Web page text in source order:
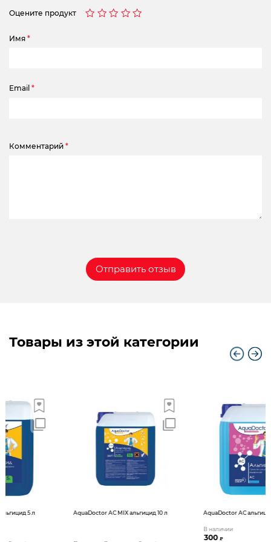
Оцените продукт
Имя *
Email *
Комментарий *
Товары из этой категории
AquaDoctor AС MIX альгицид 10 л AquaDoctor AС альгицид 1 л